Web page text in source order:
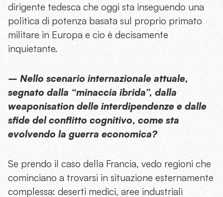
dirigente tedesca che oggi sta inseguendo una
politica di potenza basata sul proprio primato
militare in Europa e cio è decisamente
inquietante.
– Nello scenario internazionale attuale,
segnato dalla “minaccia ibrida”, dalla
weaponisation delle interdipendenze e dalle
sfide del conflitto cognitivo, come sta
evolvendo la guerra economica?
Se prendo il caso della Francia, vedo regioni che
cominciano a trovarsi in situazione esternamente
complessa: deserti medici, aree industriali